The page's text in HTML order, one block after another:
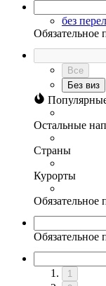
без
Обязательное
Все
Без виз
Остальные
Страны
Курорты
Обязательное
Обязательное
1